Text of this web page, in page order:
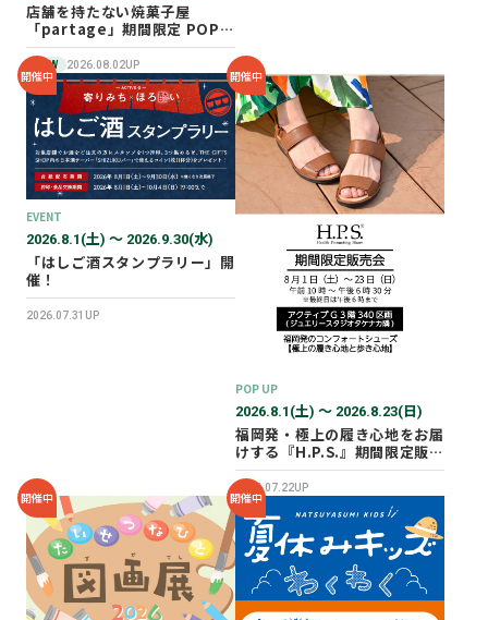
店舗を持たない焼菓子屋
「partage」期間限定 POP
UP SHOP オープン！
NEW 2026.08.02UP
開催中
EVENT
2026.8.1(土) 〜 2026.9.30(水)
「はしご酒スタンプラリー」開
催！
2026.07.31UP
開催中
POP UP
2026.8.1(土) 〜 2026.8.23(日)
福岡発・極上の履き心地をお届
けする『H.P.S.』期間限定販売
会を開催✨
2026.07.22UP
開催中 開催中